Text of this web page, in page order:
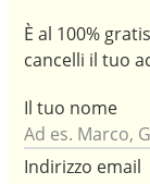
È al 100%
cancelli il tuo
Il tuo nome
Indirizzo email